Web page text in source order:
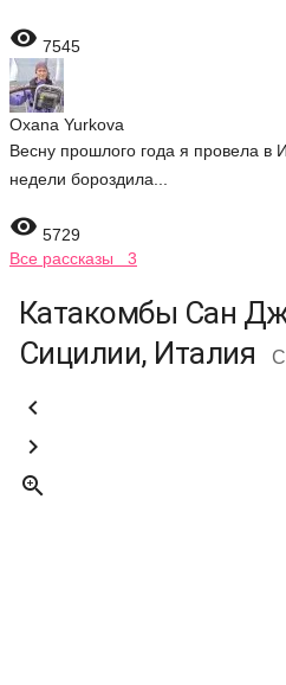
 7545
Oxana Yurkova
Весну прошлого года я провела в
недели бороздила...
 5729
Все рассказы 3
Катакомбы Сан
Сицилии, Италия


